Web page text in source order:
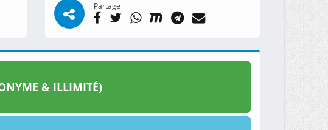
Partage
& ILLIMITÉ)